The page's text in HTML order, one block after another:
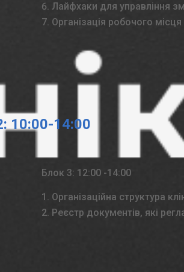
Лайфхаки для управління
Організація робочого
10:00-14:00
Блок 3: 12:00 -14:00
Організаційна структура
Реєстр документів, які